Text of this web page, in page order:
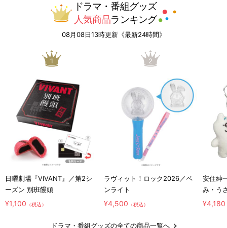
ドラマ・番組グッズ
人気商品ランキング
08月08日13時更新《最新24時間》
1
日曜劇場『VIVANT』／第2シ
ーズン 別班饅頭
¥1,100 （税込）
2
ラヴィット！ロック2026／ペ
ンライト
¥4,500 （税込）
安住紳
み・う
ホルダ
¥4,180
ドラマ・番組グッズの全ての商品一覧へ